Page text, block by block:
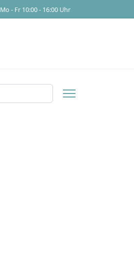
Mo - Fr 10:00 - 16:00 Uhr